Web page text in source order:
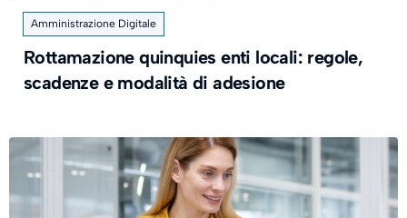
Amministrazione Digitale
Rottamazione quinquies enti locali: regole,
scadenze e modalità di adesione